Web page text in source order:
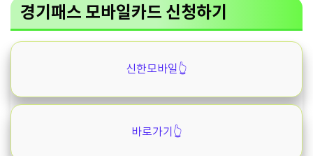
경기패스 모바일카드 신청하기
신한모바일👆️
바로가기👆️